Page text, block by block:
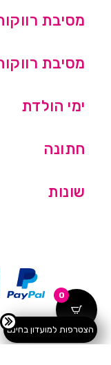
מסיבת
מסיבת
ימי הולדת
חתונה
שונות
0
הצטרפות למועדון בחינם